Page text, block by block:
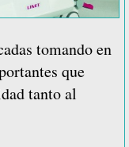
tomando en
que
tanto al